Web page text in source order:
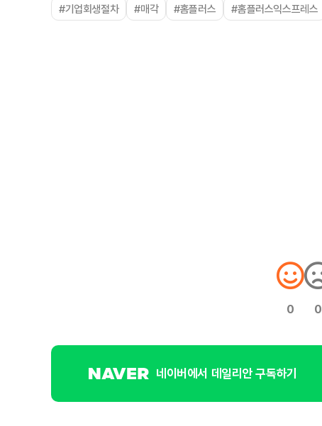
#기업회생절차 #매각 #홈플러스 #홈플러스익스프레스
0 0
네이버에서 데일리안 구독하기